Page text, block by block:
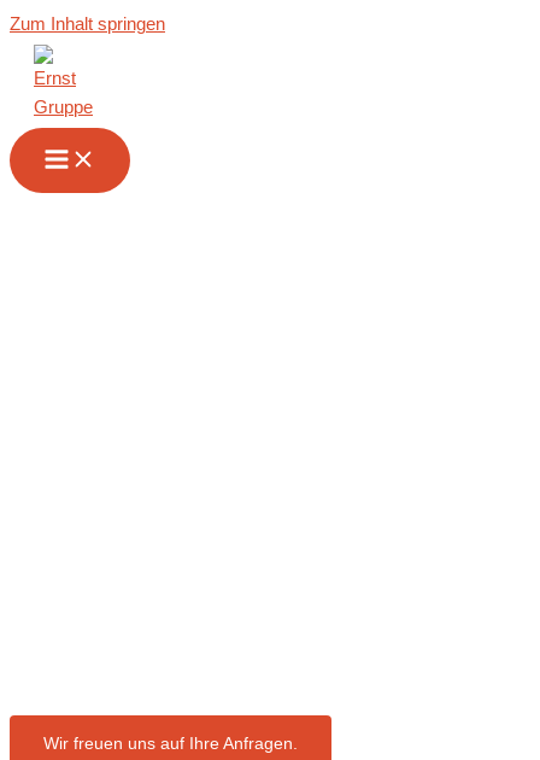
Zum Inhalt springen
Wir freuen uns auf Ihre Anfragen.